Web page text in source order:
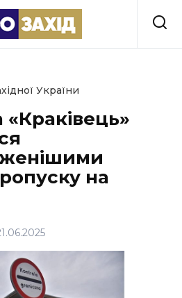
України
«Краківець»
на